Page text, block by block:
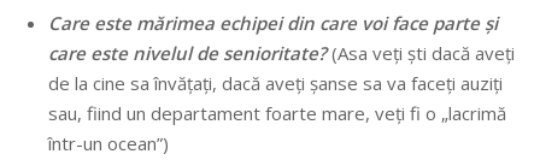
Care este mărimea echipei din care voi face parte și
care este nivelul de senioritate?(Asa veți ști dacă aveți
de la cine sa învățați, dacă aveți șanse sa va faceți auziți
sau, fiind un departament foarte mare, veți fi o „lacrimă
într-un ocean”)